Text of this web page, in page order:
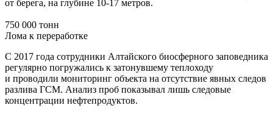
от берега, на глубине 10-17 метров.
750 000 тонн
Лома к переработке
С 2017 года сотрудники Алтайского биосферного заповедника
регулярно погружались к затонувшему теплоходу
и проводили мониторинг объекта на отсутствие явных следов
разлива ГСМ. Анализ проб показывал лишь следовые
концентрации нефтепродуктов.